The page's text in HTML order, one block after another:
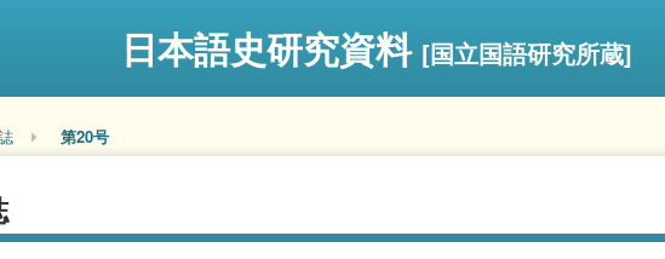
日本語史研究資料 [国立国語研究所蔵]
第20号